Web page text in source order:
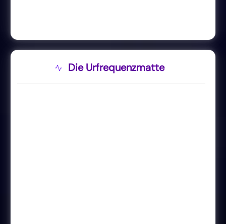
Die Urfrequenzmatte